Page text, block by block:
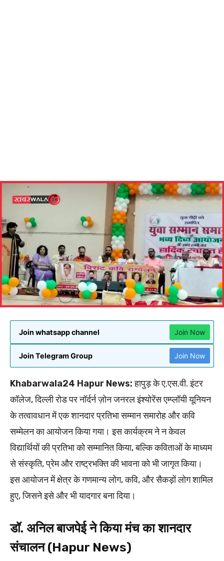
Join whatsapp channel Join Now
Join Telegram Group Join Now
Khabarwala24 Hapur News:हापुड़ के ए.एस.वी. इंटर
कॉलेज, दिल्ली रोड पर नॉर्दर्न ज़ोन जनरल इंश्योरेंस एम्प्लॉयी यूनियन
के तत्वावधान में एक शानदार प्रतिभा सम्मान समारोह और कवि
सम्मेलन का आयोजन किया गया। इस कार्यक्रम ने न केवल
विद्यार्थियों की प्रतिभा को सम्मानित किया, बल्कि कविताओं के माध्यम
से संस्कृति, प्रेम और राष्ट्रभक्ति की भावना को भी जागृत किया।
इस आयोजन में क्षेत्र के गणमान्य लोग, कवि, और सैकड़ों लोग शामिल
हुए, जिसने इसे और भी यादगार बना दिया।
डॉ. अनिल बाजपेई ने किया मंच का शानदार
संचालन (Hapur News)